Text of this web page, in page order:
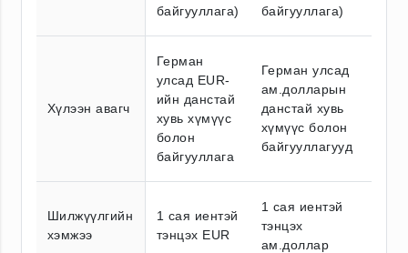
байгууллага)
байгууллага)
Хүлээн авагч
Герман
улсад EUR-
ийн данстай
хувь хүмүүс
болон
байгууллага
Герман улсад
ам.долларын
данстай хувь
хүмүүс болон
байгууллагууд
Шилжүүлгийн
хэмжээ
1 сая иентэй
тэнцэх EUR
1 сая иентэй
тэнцэх
ам.доллар